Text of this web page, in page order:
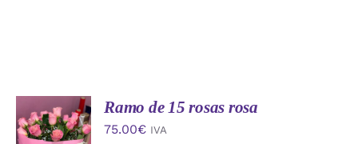
AÑADIR
AL
CARRITO
Ramo de 15 rosas rosa
75.00€ IVA